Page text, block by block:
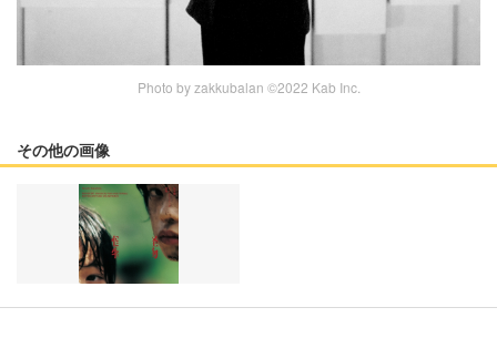
Photo by zakkubalan ©2022 Kab Inc.
その他の画像